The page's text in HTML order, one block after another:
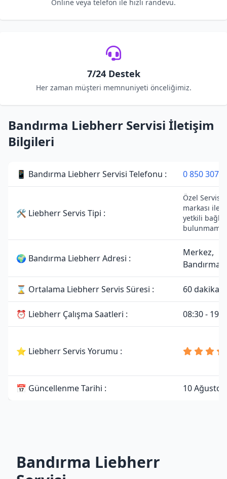
Online veya telefon ile hızlı randevu.
7/24 Destek
Her zaman müşteri memnuniyeti önceliğimiz.
Bandırma Liebherr Servisi İletişim
Bilgileri
📱 Bandırma Liebherr Servisi Telefonu : 0 850 307
🛠 Liebherr Servis Tipi :
Özel
markası ile
yetkili
🌍 Bandırma Liebherr Adresi :
Merkez,
Bandırma/
⌛ Ortalama Liebherr Servis Süresi : 60 dakika
⏰ Liebherr Çalışma Saatleri : 08:30 -
⭐ Liebherr Servis Yorumu :
📅 Güncellenme Tarihi : 10
Bandırma Liebherr